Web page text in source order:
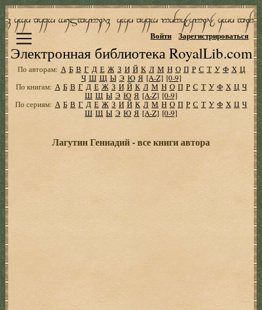
Электронная библиотека RoyalLib.com
Войти Зарегистрироваться
По авторам: А Б В Г Д Е Ж З И Й К Л М Н О П Р С Т У Ф Х Ц
Ч Ш Щ Ы Э Ю Я [A-Z] [0-9]
По книгам: А Б В Г Д Е Ж З И Й К Л М Н О П Р С Т У Ф Х Ц Ч
Ш Щ Ы Э Ю Я [A-Z] [0-9]
По сериям: А Б В Г Д Е Ж З И Й К Л М Н О П Р С Т У Ф Х Ц Ч
Ш Щ Ы Э Ю Я [A-Z] [0-9]
Лагутин Геннадий - все книги автора